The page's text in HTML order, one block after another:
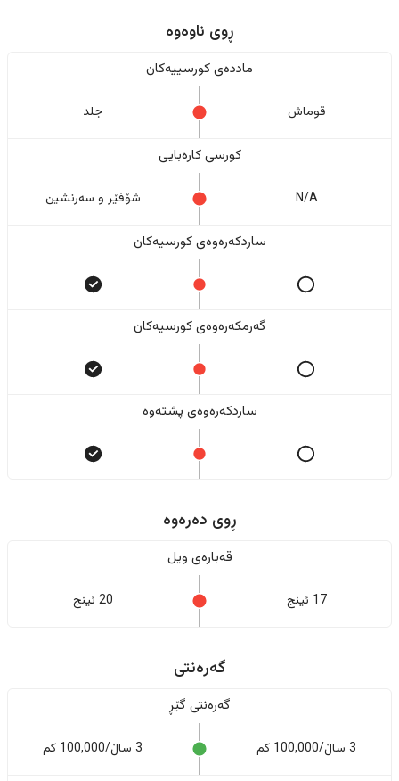
ڕوی ناوەوە
ماددەی کورسییەکان
قوماش جلد
کورسی کارەبایی
N/A شۆفێر و سەرنشین
ساردکەرەوەی کورسیەکان
گەرمکەرەوەی کورسیەکان
ساردکەرەوەی پشتەوە
ڕوی دەرەوە
قەبارەی ویل
17 ئینج 20 ئینج
گەرەنتی
گەرەنتی گێڕ
3 ساڵ/100,000 کم 3 ساڵ/100,000 کم